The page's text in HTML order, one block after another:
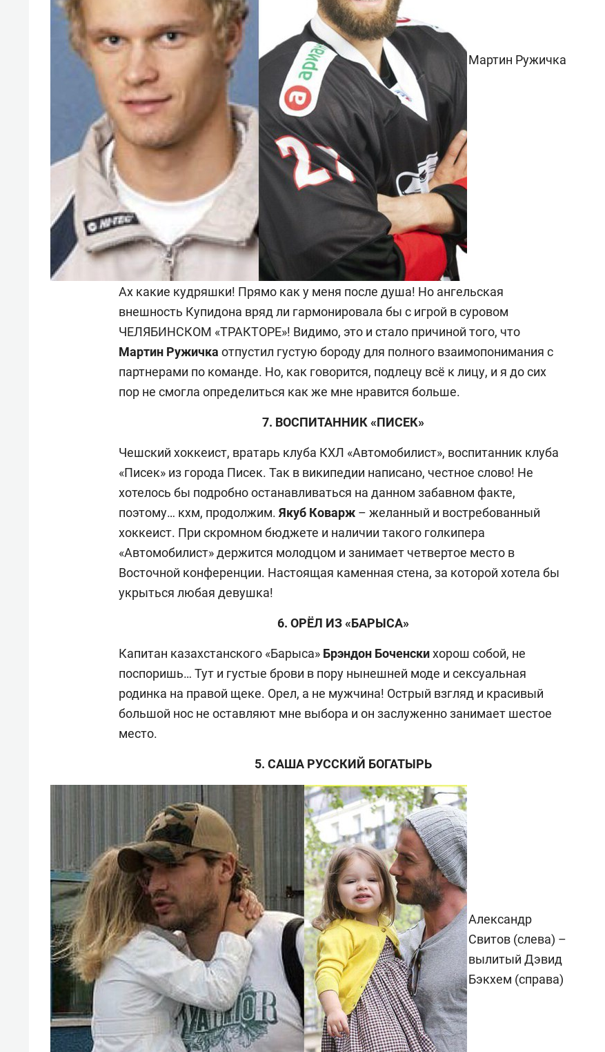
Мартин Ружичка
Ах какие кудряшки! Прямо как у меня после душа! Но ангельская
внешность Купидона вряд ли гармонировала бы с игрой в суровом
ЧЕЛЯБИНСКОМ «ТРАКТОРЕ»! Видимо, это и стало причиной того, что
Мартин Ружичка отпустил густую бороду для полного взаимопонимания с
партнерами по команде. Но, как говорится, подлецу всё к лицу, и я до сих
пор не смогла определиться как же мне нравится больше.
7. ВОСПИТАННИК «ПИСЕК»
Чешский хоккеист, вратарь клуба КХЛ «Автомобилист», воспитанник клуба
«Писек» из города Писек. Так в википедии написано, честное слово! Не
хотелось бы подробно останавливаться на данном забавном факте,
поэтому… кхм, продолжим. Якуб Коварж – желанный и востребованный
хоккеист. При скромном бюджете и наличии такого голкипера
«Автомобилист» держится молодцом и занимает четвертое место в
Восточной конференции. Настоящая каменная стена, за которой хотела бы
укрыться любая девушка!
6. ОРЁЛ ИЗ «БАРЫСА»
Капитан казахстанского «Барыса» Брэндон Боченскихорош собой, не
поспоришь… Тут и густые брови в пору нынешней моде и сексуальная
родинка на правой щеке. Орел, а не мужчина! Острый взгляд и красивый
большой нос не оставляют мне выбора и он заслуженно занимает шестое
место.
5. САША РУССКИЙ БОГАТЫРЬ
Александр
Свитов (слева) –
вылитый Дэвид
Бэкхем (справа)